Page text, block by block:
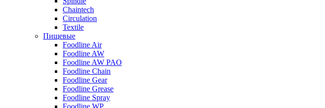
Chaintech
Circulation
Textile
Пищевые
Foodline Air
Foodline AW
Foodline AW PAO
Foodline Chain
Foodline Gear
Foodline Grease
Foodline Spray
Foodline WP